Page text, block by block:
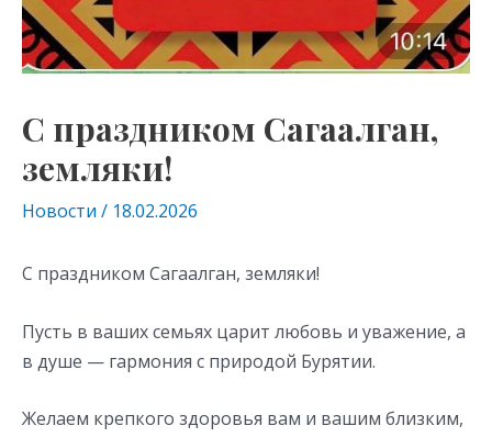
С праздником Сагаалган,
земляки!
Новости / 18.02.2026
С праздником Сагаалган, земляки!
Пусть в ваших семьях царит любовь и уважение, а
в душе — гармония с природой Бурятии.
Желаем крепкого здоровья вам и вашим близким,